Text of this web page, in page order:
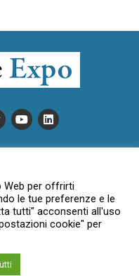
PRIVACY
SOCIETARI
NOVAJO
commerciale - Non opere
Web per offrirti
le tue preferenze e le
tutti" acconsenti all'uso
cookie" per